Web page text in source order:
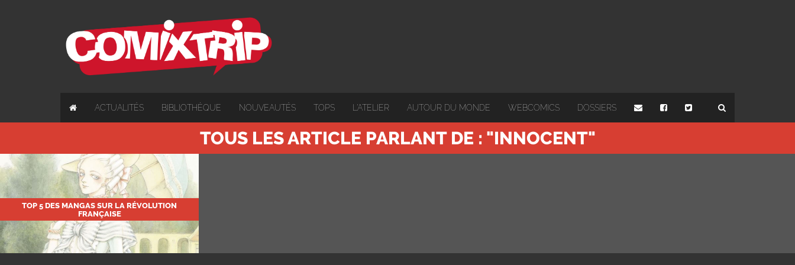
ACTUALITÉS BIBLIOTHÈQUE NOUVEAUTÉS TOPS L'ATELIER AUTOUR DU MONDE WEBCOMICS DOSSIERS
TOUS LES ARTICLE PARLANT DE : "INNOCENT"
TOP 5 DES MANGAS SUR LA RÉVOLUTION
FRANÇAISE